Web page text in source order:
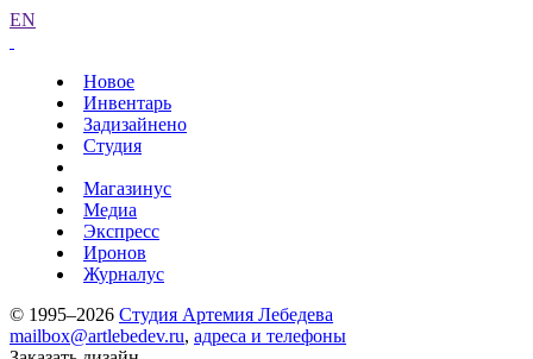
EN
Новое
Инвентарь
Задизайнено
Студия
Магазинус
Медиа
Экспресс
Иронов
Журналус
© 1995–2026 Студия Артемия Лебедева
mailbox@artlebedev.ru, адреса и телефоны